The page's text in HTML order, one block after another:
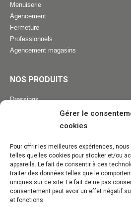
Gérer le
cookies
Pour offrir les meilleures expériences,
telles que les cookies pour stocker et/ou
appareils. Le fait de consentir à ces
traiter des données telles que le
uniques sur ce site. Le fait de ne pas
consentement peut avoir un effet négatif
et fonctions.
Menuiserie
Agencement
Fermeture
Professionnels
Agencement magasins
NOS PRODUITS
Dressings
Volets bois / alu / PVC
Portes d'entrée
Portes de garage
Pergolas